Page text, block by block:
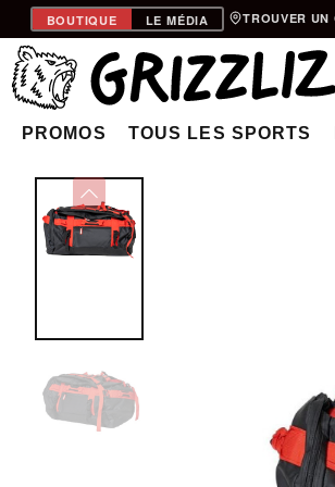
BOUTIQUE LE MÉDIA TROUVER UN
PROMOS TOUS LES SPORTS